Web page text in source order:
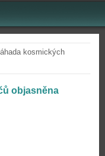
kosmických
objasněna